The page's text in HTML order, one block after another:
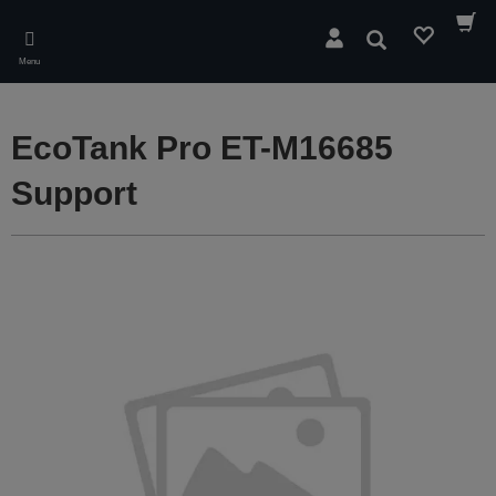
main
content
Menu
Rechercher
EcoTank Pro ET-M16685
Support